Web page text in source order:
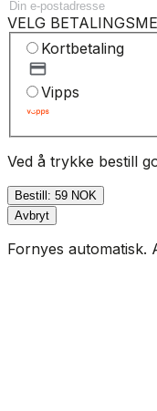
VELG
Kortbetaling
Vipps
Ved å trykke bestill
Bestill: 59 NOK
Avbryt
Fornyes automatisk.